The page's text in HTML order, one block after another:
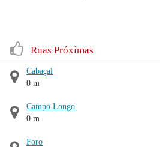
Ruas Próximas
Cabaçal
0 m
Campo Longo
0 m
Foro